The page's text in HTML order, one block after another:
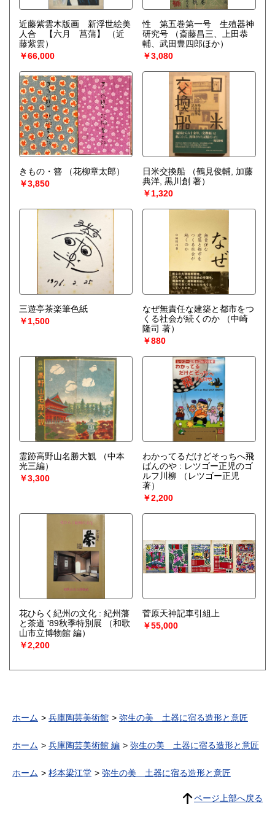
近藤紫雲木版画 新浮世絵美
人合 【六月 菖蒲】
（近
藤紫雲）
￥66,000
性 第五巻第一号 生殖器神
研究号
（斎藤昌三、上田恭
輔、武田豊四郎ほか）
￥3,080
きもの・簪
（花柳章太郎）
￥3,850
日米交換船
（鶴見俊輔, 加藤
典洋, 黒川創 著）
￥1,320
三遊亭茶楽筆色紙
￥1,500
なぜ無責任な建築と都市をつ
くる社会が続くのか
（中崎
隆司 著）
￥880
霊跡高野山名勝大観
（中本
光三編）
￥3,300
わかってるだけどそっちへ飛
ばんのや : レツゴー正児のゴ
ルフ川柳
（レツゴー正児
著）
￥2,200
花ひらく紀州の文化 : 紀州藩
と茶道 '89秋季特別展
（和歌
山市立博物館 編）
￥2,200
菅原天神記車引組上
￥55,000
ホーム 兵庫陶芸美術館 弥生の美 土器に宿る造形と意匠
ホーム 兵庫陶芸美術館 編 弥生の美 土器に宿る造形と意匠
ホーム 杉本梁江堂 弥生の美 土器に宿る造形と意匠
ページ上部へ戻る